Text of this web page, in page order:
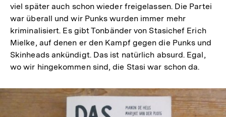
viel später auch schon wieder freigelassen. Die Partei
war überall und wir Punks wurden immer mehr
kriminalisiert. Es gibt Tonbänder von Stasichef Erich
Mielke, auf denen er den Kampf gegen die Punks und
Skinheads ankündigt. Das ist natürlich absurd. Egal,
wo wir hingekommen sind, die Stasi war schon da.